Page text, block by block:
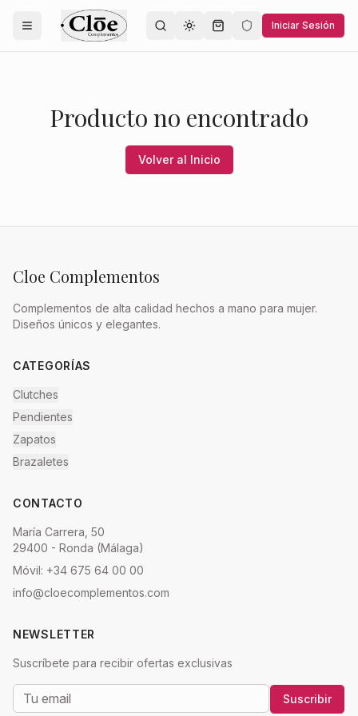
Toggle theme Iniciar Sesión
Producto no encontrado
Volver al Inicio
Cloe Complementos
Complementos de alta calidad hechos a mano para mujer.
Diseños únicos y elegantes.
CATEGORÍAS
Clutches
Pendientes
Zapatos
Brazaletes
CONTACTO
María Carrera, 50
29400 - Ronda (Málaga)
Móvil: +34 675 64 00 00
info@cloecomplementos.com
NEWSLETTER
Suscríbete para recibir ofertas exclusivas
Suscribir